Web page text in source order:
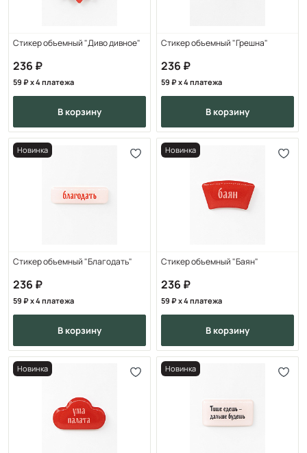
Стикер объемный "Диво дивное"
236
59 x 4 платежа
в корзину
Стикер объемный "Грешна"
236
59 x 4 платежа
в корзину
Стикер объемный "Благодать"
236
59 x 4 платежа
в корзину
Новинка
Стикер объемный "Баян"
236
59 x 4 платежа
в корзину
Новинка
Новинка Новинка